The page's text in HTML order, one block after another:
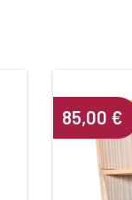
85,00 €